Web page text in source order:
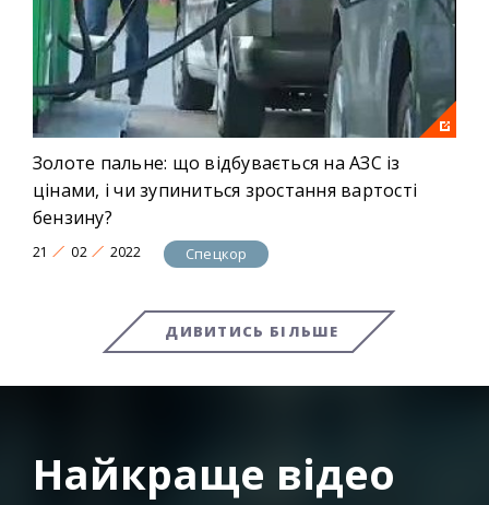
Золоте пальне: що відбувається на АЗС із
цінами, і чи зупиниться зростання вартості
бензину?
21 02 2022 Спецкор
ДИВИТИСЬ БІЛЬШЕ
Найкраще відео